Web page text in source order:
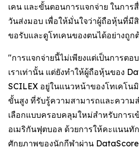
เคน และขั้นตอนการแจกจ่าย ในการ
วันส่งมอบ เพื่อให้มั่นใจว่าผู้ถือหุ้นที่มี
ขอรับและดูโทเคนของตนได้อย่างถูก
"การแจกจ่ายนี้ไม่เพียงแต่เป็นการต
เราเท่านั้น แต่ยังทำให้ผู้ถือหุ้นของ
SCILEX อยู่ในแนวหน้าของโทเคโน
ขั้นสูง ที่รับรู้ความสามารถและความ
เลือกแบบครอบคลุมใหม่สำหรับการเ
อเมริกันฟุตบอล ด้วยการให้คะแนนทั
ศักยภาพของนักกีฬาผ่าน